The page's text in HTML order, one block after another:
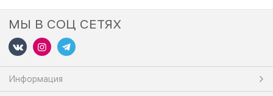
МЫ В СОЦ СЕТЯХ
Информация